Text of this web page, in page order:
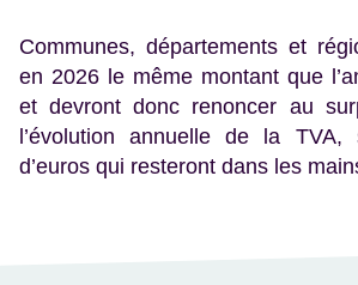
Communes, départements et
en 2026 le même montant que
et devront donc renoncer au
l’évolution annuelle de la TVA,
d’euros qui resteront dans les